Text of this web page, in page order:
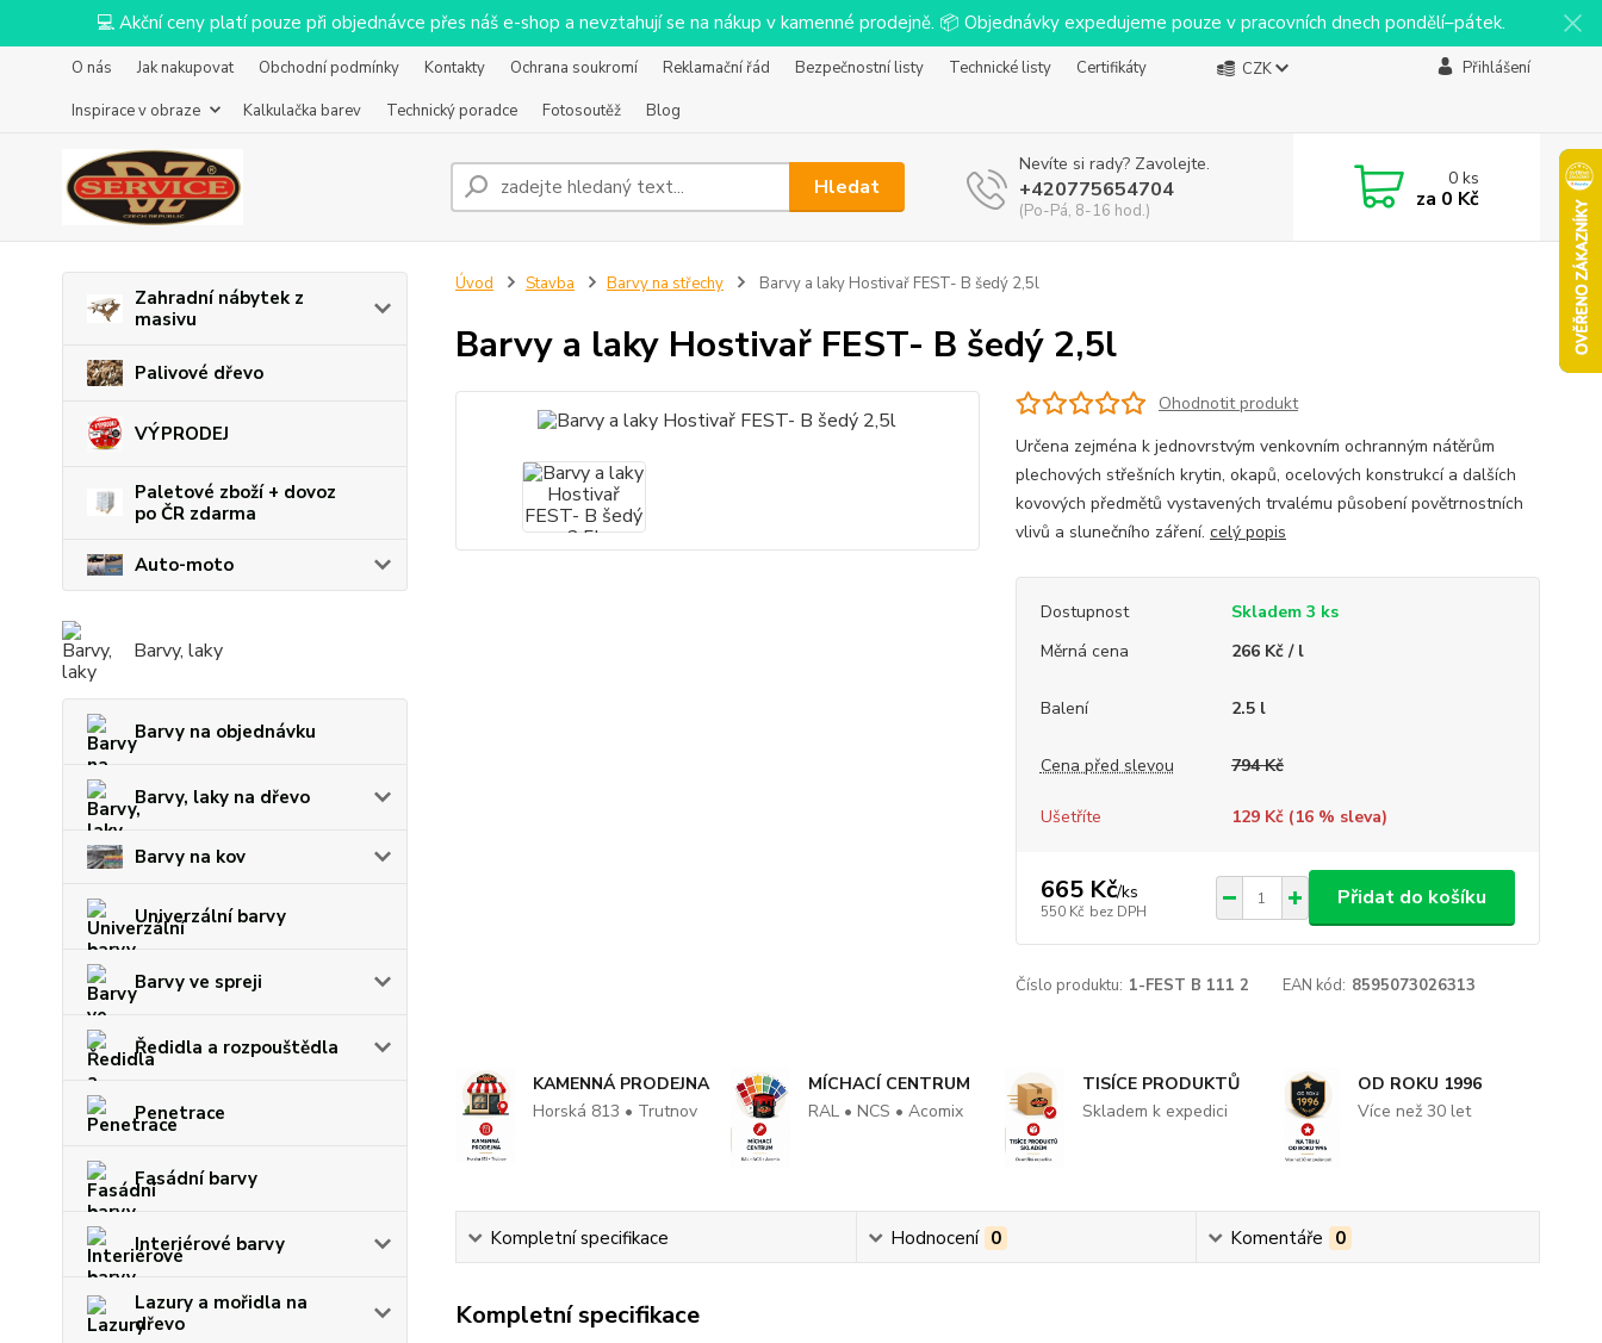
💻 Akční ceny platí pouze při objednávce přes náš e-shop a nevztahují se na nákup v kamenné prodejně. 📦 Objednávky expedujeme pouze v pracovních dnech pondělí–pátek.
O nás Jak nakupovat Obchodní podmínky Kontakty Ochrana soukromí Reklamační řád Bezpečnostní listy Technické listy
Certifikáty
Inspirace v obraze
Kalkulačka barev Technický poradce Fotosoutěž Blog
CZK Přihlášení
Hledat
Nevíte si rady? Zavolejte.
+420775654704
(Po-Pá, 8-16 hod.)
0ks
za 0 Kč
Zahradní nábytek z
masivu
Palivové dřevo
VÝPRODEJ
Paletové zboží + dovoz
po ČR zdarma
Auto-moto
Barvy, laky
Barvy na objednávku
Barvy, laky na dřevo
Barvy na kov
Univerzální barvy
Barvy ve spreji
Ředidla a rozpouštědla
Penetrace
Fasádní barvy
Interiérové barvy
Lazury a mořidla na
dřevo
Úvod Stavba Barvy na střechy Barvy a laky Hostivař FEST- B šedý 2,5l
Barvy a laky Hostivař FEST- B šedý 2,5l
Ohodnotit produkt
Určena zejména k jednovrstvým venkovním ochranným nátěrům
plechových střešních krytin, okapů, ocelových konstrukcí a dalších
kovových předmětů vystavených trvalému působení povětrnostních
vlivů a slunečního záření. celý popis
Dostupnost
Skladem 3 ks
Měrná cena
266 Kč / l
Balení 2.5 l
Cena před slevou 794 Kč
Ušetříte 129 Kč (16% sleva)
665 Kč/ks
550 Kč bez DPH
Přidat do košíku
Číslo produktu: 1-FEST B 111 2 EAN kód: 8595073026313
KAMENNÁ PRODEJNA
Horská 813 • Trutnov
MÍCHACÍ CENTRUM
RAL • NCS • Acomix
TISÍCE PRODUKTŮ
Skladem k expedici
OD ROKU 1996
Více než 30 let
Kompletní specifikace Hodnocení 0 Komentáře 0
Kompletní specifikace